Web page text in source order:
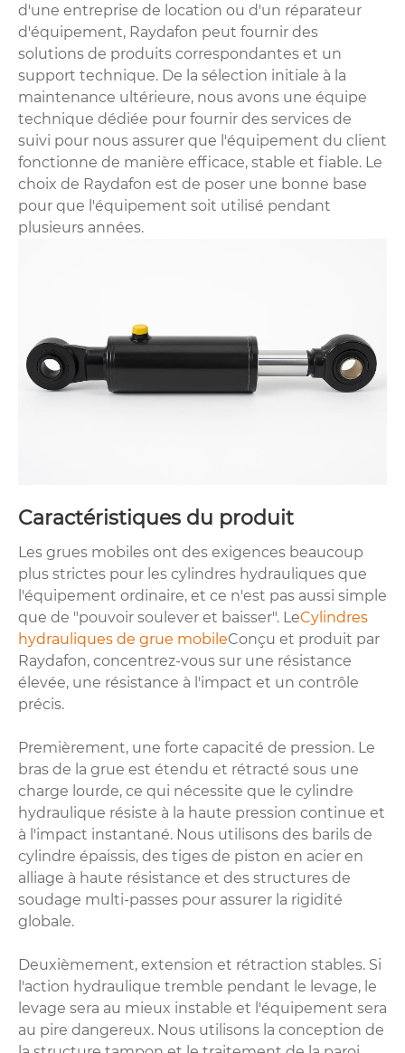
d'une entreprise de location ou d'un réparateur
d'équipement, Raydafon peut fournir des
solutions de produits correspondantes et un
support technique. De la sélection initiale à la
maintenance ultérieure, nous avons une équipe
technique dédiée pour fournir des services de
suivi pour nous assurer que l'équipement du client
fonctionne de manière efficace, stable et fiable. Le
choix de Raydafon est de poser une bonne base
pour que l'équipement soit utilisé pendant
plusieurs années.
Caractéristiques du produit
Les grues mobiles ont des exigences beaucoup
plus strictes pour les cylindres hydrauliques que
l'équipement ordinaire, et ce n'est pas aussi simple
que de "pouvoir soulever et baisser". LeCylindres
hydrauliques de grue mobileConçu et produit par
Raydafon, concentrez-vous sur une résistance
élevée, une résistance à l'impact et un contrôle
précis.
Premièrement, une forte capacité de pression. Le
bras de la grue est étendu et rétracté sous une
charge lourde, ce qui nécessite que le cylindre
hydraulique résiste à la haute pression continue et
à l'impact instantané. Nous utilisons des barils de
cylindre épaissis, des tiges de piston en acier en
alliage à haute résistance et des structures de
soudage multi-passes pour assurer la rigidité
globale.
Deuxièmement, extension et rétraction stables. Si
l'action hydraulique tremble pendant le levage, le
levage sera au mieux instable et l'équipement sera
au pire dangereux. Nous utilisons la conception de